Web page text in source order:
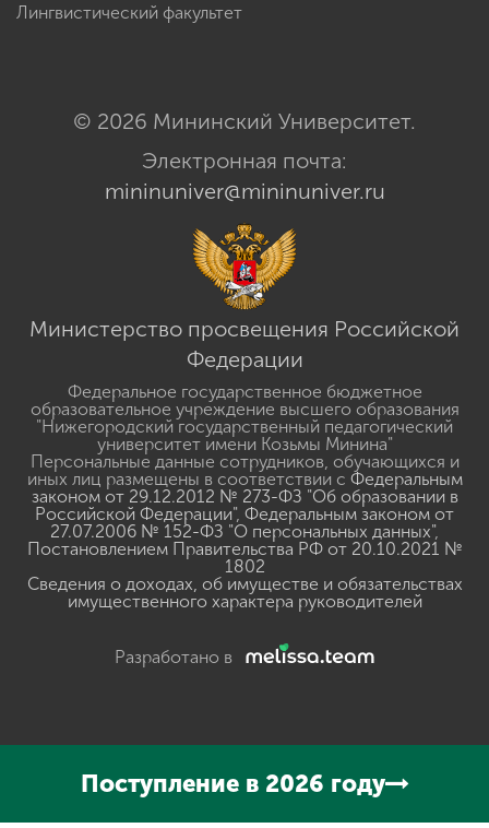
Лингвистический факультет
© 2026 Мининский Университет.
Электронная почта:
mininuniver@mininuniver.ru
Министерство просвещения Российской
Федерации
Федеральное государственное бюджетное
образовательное учреждение высшего образования
"Нижегородский государственный педагогический
университет имени Козьмы Минина"
Персональные данные сотрудников, обучающихся и
иных лиц размещены в соответствии с Федеральным
законом от 29.12.2012 № 273-ФЗ "Об образовании в
Российской Федерации", Федеральным законом от
27.07.2006 № 152-ФЗ "О персональных данных",
Постановлением Правительства РФ от 20.10.2021 №
1802
Сведения о доходах, об имуществе и обязательствах
имущественного характера руководителей
Разработано в
Поступление в 2026 году